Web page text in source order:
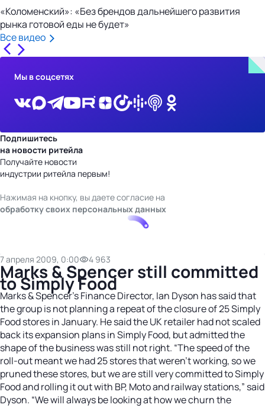
«Коломенский»: «Без брендов дальнейшего развития
рынка готовой еды не будет»
Все видео
Мы в соцсетях
Подпишитесь
на новости ритейла
Получайте новости
индустрии ритейла первым!
Нажимая на кнопку, вы даете согласие на
обработку своих персональных данных
7 апреля 2009, 0:00 4 963
Marks & Spencer still committed
to Simply Food
Marks & Spencer’s Finance Director, Ian Dyson has said that
the group is not planning a repeat of the closure of 25 Simply
Food stores in January. He said the UK retailer had not scaled
back its expansion plans in Simply Food, but admitted the
shape of the business was still not right. “The speed of the
roll-out meant we had 25 stores that weren’t working, so we
pruned these stores, but we are still very committed to Simply
Food and rolling it out with BP, Moto and railway stations,” said
Dyson. “We will always be looking at how we churn the